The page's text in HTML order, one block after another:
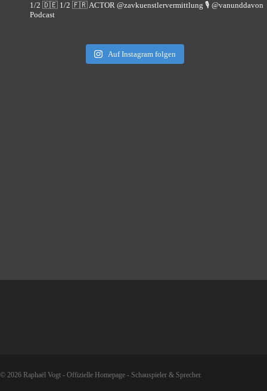
1/2 🇩🇪 1/2 🇫🇷 ACTOR @zavkuenstlervermittlung 🎙️ @vanunddavon
Podcast
Auf Instagram folgen
© 2026 Raphaël Vogt - Offizielle Homepage - Schauspieler & Sprecher.